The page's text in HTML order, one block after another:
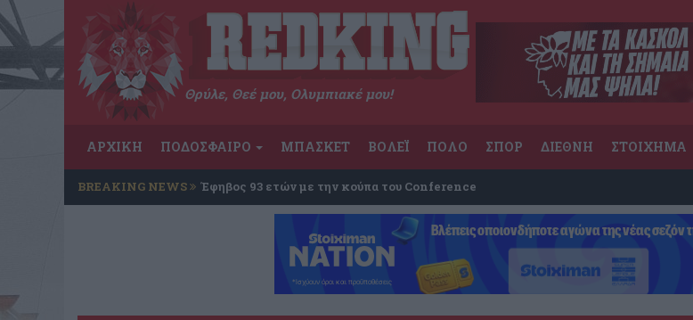
Θρύλε, Θεέ μου, Ολυμπιακέ μου!
ΑΡΧΙΚΗ ΠΟΔΟΣΦΑΙΡΟ ΜΠΑΣΚΕΤ ΒΟΛΕΪ ΠΟΛΟ ΣΠΟΡ ΔΙΕΘΝΗ ΣΤΟΙΧΗΜΑ
BREAKING NEWS Έφηβος 93 ετών με την κούπα του Conference